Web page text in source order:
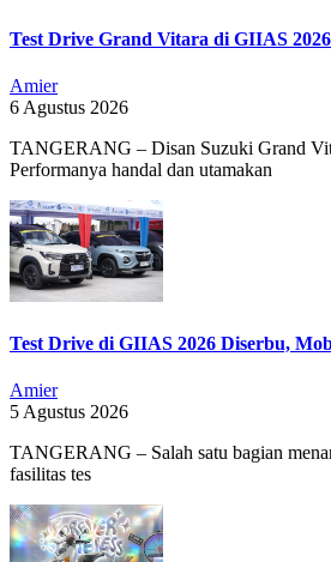
Test Drive Grand Vitara di GIIAS
Amier
6 Agustus 2026
TANGERANG – Disan Suzuki Grand
Performanya handal dan utamakan
Test Drive di GIIAS 2026 Diserbu,
Amier
5 Agustus 2026
TANGERANG – Salah satu bagian
fasilitas tes